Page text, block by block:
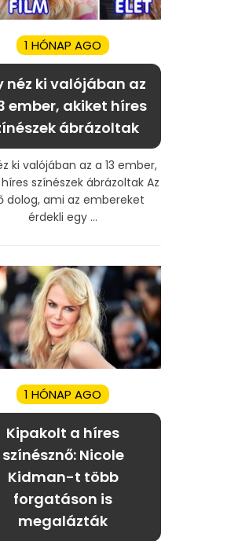
1 HÓNAP AGO
néz ki valójában az
ember, akiket híres
ábrázoltak
ki valójában az a 13 ember,
színészek ábrázoltak Az
dolog, ami az embereket
érdekli egy ...
1 HÓNAP AGO
Kipakolt a híres
színésznő: Nicole
Kidman-t több
forgatáson is
megalázták